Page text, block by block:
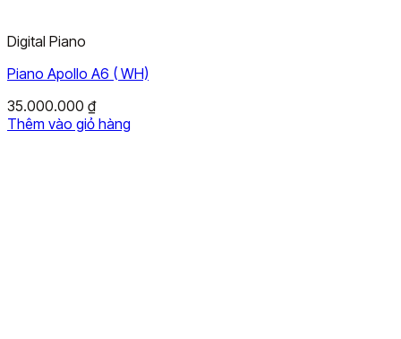
Digital Piano
Piano Apollo A6 ( WH)
35.000.000 ₫
Thêm vào giỏ hàng